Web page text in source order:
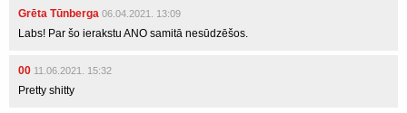
Grēta Tūnberga 06.04.2021. 13:09
Labs! Par šo ierakstu ANO samitā nesūdzēšos.
00 11.06.2021. 15:32
Pretty shitty